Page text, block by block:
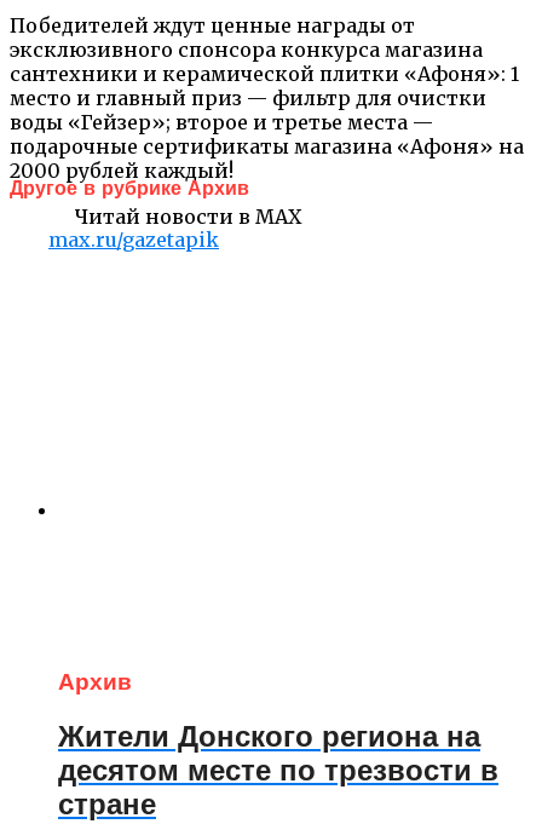
Победителей ждут ценные награды от
эксклюзивного спонсора конкурса магазина
сантехники и керамической плитки «Афоня»: 1
место и главный приз — фильтр для очистки
воды «Гейзер»; второе и третье места —
подарочные сертификаты магазина «Афоня» на
2000 рублей каждый!
Читай новости в MAX
max.ru/gazetapik
Другое в рубрике Архив
Архив
Жители Донского региона на
десятом месте по трезвости в
стране